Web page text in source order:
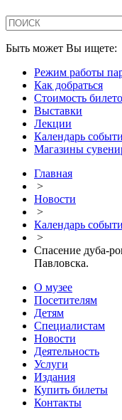
Быть может Вы ищете:
Режим работы
Как добраться
Стоимость
Выставки
Лекции
Календарь
Магазины
Главная
>
Новости
>
Календарь
>
Спасение дуба-
Павловска.
О музее
Посетителям
Детям
Специалистам
Новости
Деятельность
Услуги
Издания
Купить билеты
Контакты